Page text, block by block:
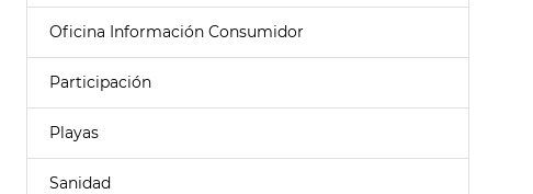
Oficina Información Consumidor
Participación
Playas
Sanidad